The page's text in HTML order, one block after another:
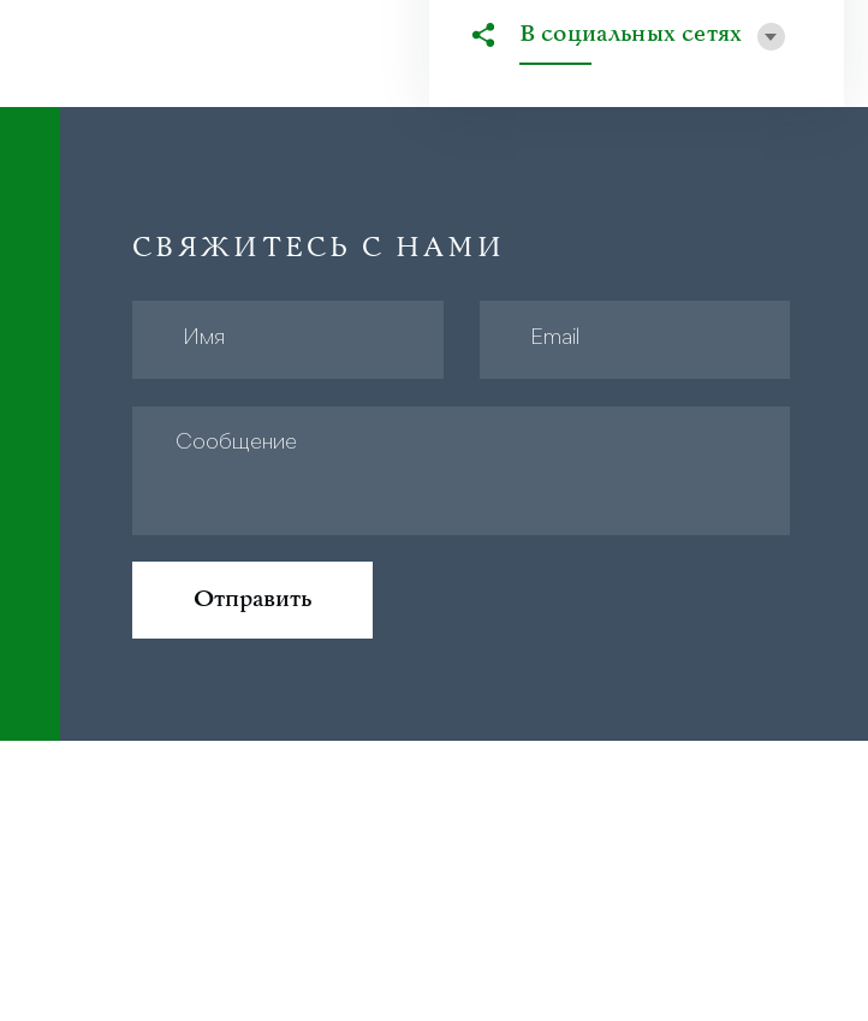
В социальных сетях
СВЯЖИТЕСЬ С НАМИ
Отправить